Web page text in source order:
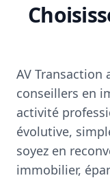
AV Transaction
conseillers en
activité
évolutive,
soyez en
immobilier,